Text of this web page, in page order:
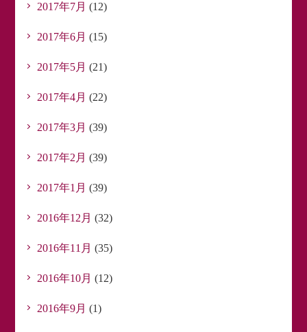
2017年7月 (12)
2017年6月 (15)
2017年5月 (21)
2017年4月 (22)
2017年3月 (39)
2017年2月 (39)
2017年1月 (39)
2016年12月 (32)
2016年11月 (35)
2016年10月 (12)
2016年9月 (1)